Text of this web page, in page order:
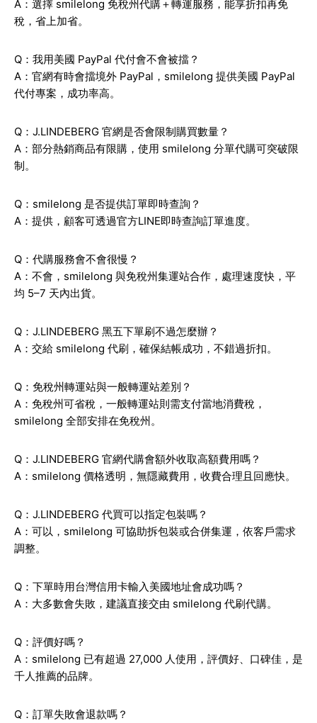
A：選擇 smilelong 免稅州代購＋轉運服務，能享折扣再免
稅，省上加省。
Q：我用美國 PayPal 代付會不會被擋？
A：官網有時會擋境外 PayPal，smilelong 提供美國 PayPal
代付專案，成功率高。
Q：J.LINDEBERG 官網是否會限制購買數量？
A：部分熱銷商品有限購，使用 smilelong 分單代購可突破限
制。
Q：smilelong 是否提供訂單即時查詢？
A：提供，顧客可透過官方LINE即時查詢訂單進度。
Q：代購服務會不會很慢？
A：不會，smilelong 與免稅州集運站合作，處理速度快，平
均 5–7 天內出貨。
Q：J.LINDEBERG 黑五下單刷不過怎麼辦？
A：交給 smilelong 代刷，確保結帳成功，不錯過折扣。
Q：免稅州轉運站與一般轉運站差別？
A：免稅州可省稅，一般轉運站則需支付當地消費稅，
smilelong 全部安排在免稅州。
Q：J.LINDEBERG 官網代購會額外收取高額費用嗎？
A：smilelong 價格透明，無隱藏費用，收費合理且回應快。
Q：J.LINDEBERG 代買可以指定包裝嗎？
A：可以，smilelong 可協助拆包裝或合併集運，依客戶需求
調整。
Q：下單時用台灣信用卡輸入美國地址會成功嗎？
A：大多數會失敗，建議直接交由 smilelong 代刷代購。
Q：評價好嗎？
A：smilelong 已有超過 27,000 人使用，評價好、口碑佳，是
千人推薦的品牌。
Q：訂單失敗會退款嗎？